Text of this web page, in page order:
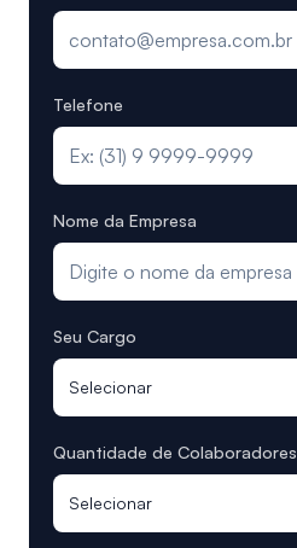
Telefone
Nome da Empresa
Seu Cargo
Selecionar
Quantidade de Colaboradores
Selecionar